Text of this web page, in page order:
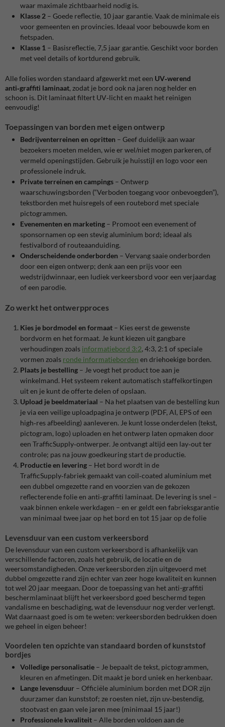
waar maximale zichtbaarheid nodig is.
Klasse 2 – Goede reflectie, 10 jaar garantie. Vaak de minimale eis
voor gemeenten en provincies. Ideaal voor bebouwde kom en
fietspaden.
Klasse 1 – Basisreflectie, 7,5 jaar garantie. Geschikt voor borden
met veel details of kortdurend gebruik.
Alle folies worden standaard afgewerkt met een UV‑werend
anti‑graffiti laminaat, zodat je bord ook na jaren nog helder en
schoon is. Dit laminaat filtert UV‑licht en maakt het reinigen
eenvoudig!
Toepassingen van borden met eigen ontwerp
Bedrijventerreinen en opritten – Geef duidelijk aan waar
bezoekers moeten melden, wie er wel/niet mogen parkeren, of
vermeld openingstijden. Gebruik je huisstijl en logo voor een
professionele indruk.
Private terreinen en campings – Ontwerp
waarschuwingsborden (“Verboden toegang voor onbevoegden”),
tekstborden met huisregels of een routebord met speciale
pictogrammen.
Evenementen en marketing – Promoot een evenement of
sponsornamen op een stevig aluminium bord; ideaal als
festivalbord of routeaanduiding.
Onderscheidende onderborden – Vervang saaie onderborden
door een eigen ontwerp; denk aan een prijs voor een
wedstrijdwinnaar, een ludiek verkeersbord voor een verjaardag
of een parodie.
Zo werkt het ontwerpproces
Kies je bordmodel en formaat – Kies eerst de gewenste
bordvorm en het formaat. Je kunt kiezen uit gangbare
verhoudingen zoals informatiebord 3:2, 4:3, 2:1 of speciale
vormen zoals ronde informatieborden en driehoekige borden.
Plaats je bestelling – Je voegt het product toe aan je
winkelmand. Het systeem rekent automatisch staffelkortingen
uit en je kunt de offerte delen of opslaan.
Upload je beeldmateriaal – Na het plaatsen van de bestelling kun
je via een veilige uploadpagina je ontwerp (PDF, AI, EPS of een
high‑res afbeelding) aanleveren. Je kunt losse onderdelen (tekst,
pictogram, logo) uploaden en het ontwerp laten opmaken door
een TrafficSupply‑ontwerper. Je ontvangt altijd een lay‑out ter
controle; pas na jouw goedkeuring start de productie.
Productie en levering – Het bord wordt in de
TrafficSupply‑fabriek gemaakt van coil‑coated aluminium met
een dubbel omgezette rand en voorzien van de gekozen
reflecterende folie en anti‑graffiti laminaat. De levering is snel –
vaak binnen enkele werkdagen – en er geldt een fabrieksgarantie
van minimaal twee jaar op het bord en tot 15 jaar op de folie
Levensduur van een custom verkeersbord
De levensduur van een custom verkeersbord is afhankelijk van
verschillende factoren, zoals het gebruik, de locatie en de
weersomstandigheden. Onze verkeersborden zijn uitgevoerd met
dubbel omgezette rand zijn echter van zeer hoge kwaliteit en kunnen
tot wel 20 jaar meegaan. Door de toepassing van het anti-graffiti
beschermlaminaat blijft het verkeersbord goed beschermd tegen
vandalisme en beschadiging, wat de levensduur nog verder verlengt.
Wat daarnaast goed is om te weten: verkeersborden bedrukken doen
we geheel in eigen beheer!
Voordelen ten opzichte van standaard borden of kunststof
bordjes
Volledige personalisatie – Je bepaalt de tekst, pictogrammen,
kleuren en afmetingen. Dit maakt je bord uniek en herkenbaar.
Lange levensduur – Officiële aluminium borden met DOR zijn
duurzamer dan kunststof; ze roesten niet, zijn uv‑bestendig,
stootvast en gaan vele jaren mee (minimaal 15 jaar!)
Professionele kwaliteit – Alle borden voldoen aan de